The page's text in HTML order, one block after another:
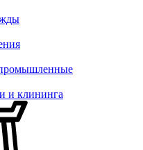
и клининга